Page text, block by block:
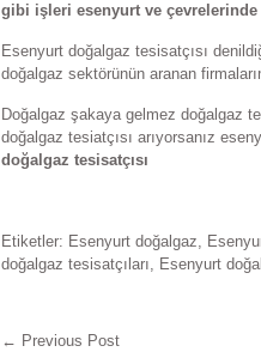
gibi işleri esenyurt ve çevrelerinde
Esenyurt doğalgaz tesisatçısı
doğalgaz sektörünün aranan
Doğalgaz şakaya gelmez doğalgaz
doğalgaz tesiatçısı arıyorsanız
doğalgaz tesisatçısı
Etiketler: Esenyurt doğalgaz,
doğalgaz tesisatçıları, Esenyurt
← Previous Post